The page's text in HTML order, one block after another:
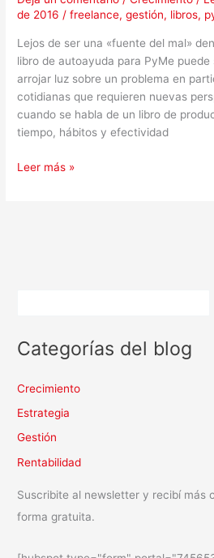
de 2016/freelance,gestión, libros,
Lejos de ser una «fuente del mal»
libro de autoayuda para PyMe
arrojar luz sobre un problema en
cotidianas que requieren nuevas
cuando se habla de un libro de
tiempo, hábitos y efectividad
Los
hábitos
de
la
gente
alatamente
efectiva
Leer más »
Categorías del blog
Crecimiento
Estrategia
Gestión
Rentabilidad
Suscribite al newsletter y recibí más
forma gratuita.